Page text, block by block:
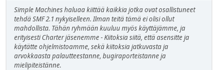
Simple Machines haluaa kiittää kaikkia jotka ovat osallistuneet
tehdä SMF 2.1 nykyiselleen. Ilman teitä tämä ei olisi ollut
mahdollista. Tähän ryhmään kuuluu myös käyttäjämme, ja
erityisesti Charter jäsenemme - Kiitoksia siitä, että asensitte ja
käytätte ohjelmistoamme, sekä kiitoksia jatkuvasta ja
arvokkaasta palautteestanne, bugiraporteistanne ja
mielipiteistänne.